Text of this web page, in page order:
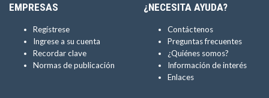
EMPRESAS
Regístrese
Ingrese a su cuenta
Recordar clave
Normas de publicación
¿NECESITA AYUDA?
Contáctenos
Preguntas frecuentes
¿Quiénes somos?
Información de interés
Enlaces